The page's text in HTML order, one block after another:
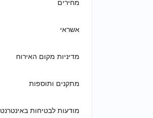
מחירים
אשראי
מדיניות מקום האירוח
מתקנים ותוספות
מודעות לבטיחות באינטרנט